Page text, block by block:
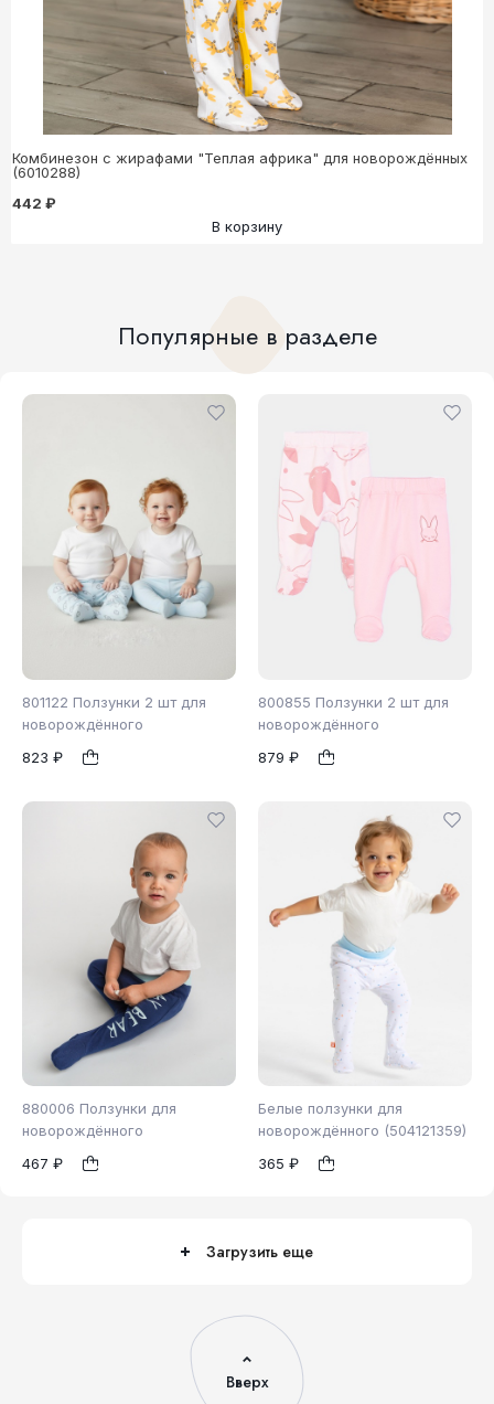
Комбинезон с жирафами "Теплая африка" для новорождённых
(6010288)
442 ₽
В корзину
Популярные в разделе
801122 Ползунки 2 шт для
новорождённого
823 ₽
800855 Ползунки 2 шт для
новорождённого
879 ₽
56 62
880006 Ползунки для
новорождённого
467 ₽
62 68
Белые ползунки для
новорождённого (504121359)
365 ₽
68
Загрузить еще
Вверх